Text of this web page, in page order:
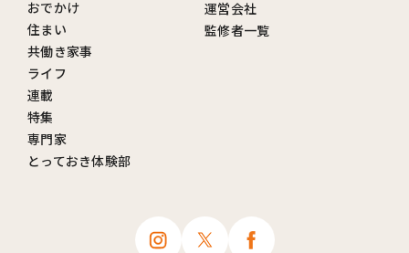
おでかけ
住まい
共働き家事
ライフ
連載
特集
専門家
とっておき体験部
運営会社
監修者一覧